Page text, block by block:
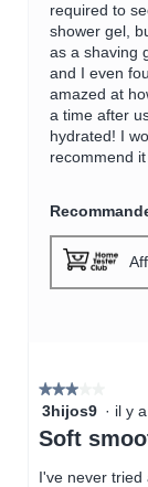
required to
shower gel,
as a shaving
and I even
amazed at
a time after
hydrated! I
recommend
★★★★★
★★★★★
3
étoile(s)
sur
5.
3hijos9 · il y
Soft
I've never tried